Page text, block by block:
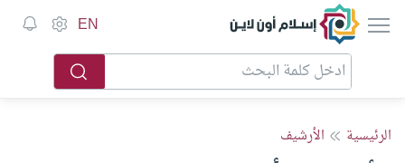
إسلام أون لاين EN
الرئيسية الأرشيف